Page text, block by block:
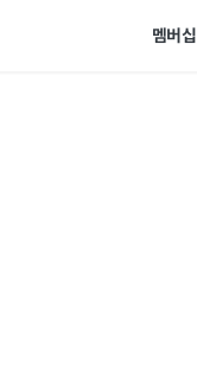
멤버십